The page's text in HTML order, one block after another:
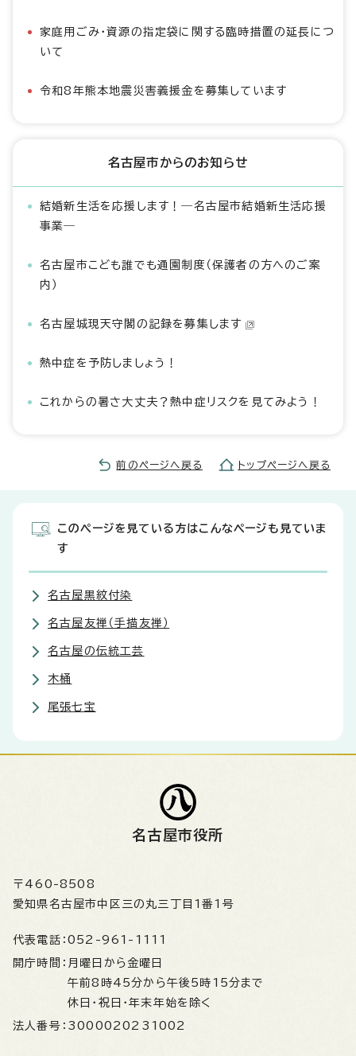
家庭用ごみ・資源の指定袋に関する臨時措置の延長につ
いて
令和8年熊本地震災害義援金を募集しています
名古屋市からのお知らせ
結婚新生活を応援します！―名古屋市結婚新生活応援
事業―
名古屋市こども誰でも通園制度（保護者の方へのご案
内）
名古屋城現天守閣の記録を募集します
熱中症を予防しましょう！
これからの暑さ大丈夫？熱中症リスクを見てみよう！
前のページへ戻る トップページへ戻る
このページを見ている方はこんなページも見ていま
す
名古屋黒紋付染
名古屋友禅（手描友禅）
名古屋の伝統工芸
木桶
尾張七宝
名古屋市役所
〒460-8508
愛知県名古屋市中区三の丸三丁目1番1号
代表電話： 052-961-1111
開庁時間： 月曜日から金曜日
午前8時45分から午後5時15分まで
休日・祝日・年末年始を除く
法人番号： 3000020231002